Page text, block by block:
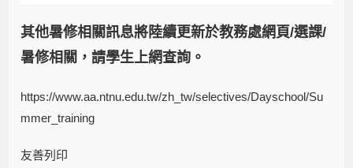
其他暑修相關訊息將陸續更新於教務處網頁/選課/
暑修相關，請學生上網查詢。
https://www.aa.ntnu.edu.tw/zh_tw/selectives/Dayschool/Su
mmer_training
友善列印